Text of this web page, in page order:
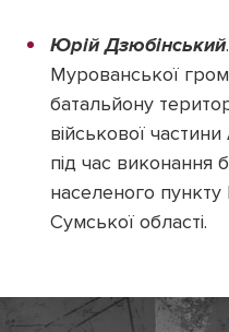
Юрій Дзюбінський
Мурованської
батальйону
військової
під час виконання
населеного
Сумської області.